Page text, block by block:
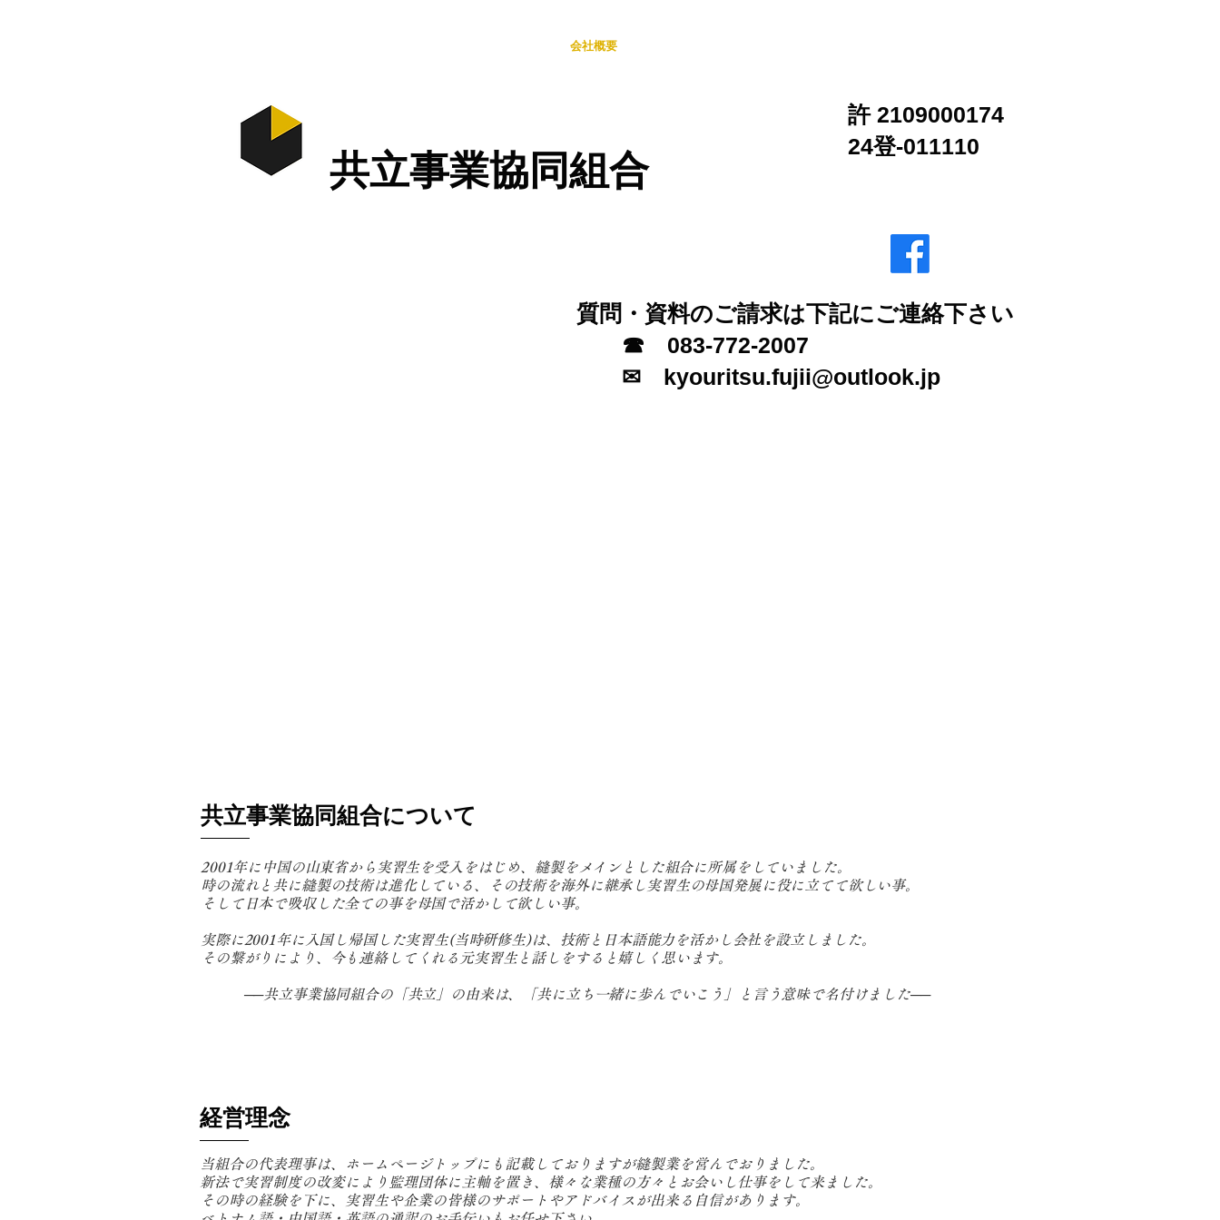
会社概要
​共立事業協同組合
許 2109000174
24登-011110
質問・資料のご請求は下記にご連絡下さい
☎ 083​-772-2007
✉ kyouritsu.fujii@outlook.jp
​共立事業協同組合について
2001年に中国の山東省から実習生を受入をはじめ、縫製をメインとした組合に所属をしていました。
時の流れと共に縫製の技術は進化している、その技術を海外に継承し実習生の母国発展に役に立てて欲しい事。
そして日本で吸収した全ての事を母国で活かして欲しい事。
実際に2001年に入国し帰国した実習生(当時研修生)は、技術と日本語能力を活かし会社を設立しました。
その繋がりにより、今も連絡してくれる元実習生と話しをすると嬉しく思います。
──共立事業協同組合の「共立」の由来は、「共に立ち一緒に歩んでいこう」と言う意味で名付けました──
経営理念
当組合の代表理事は、ホームページトップにも記載しておりますが縫製業を営んでおりました。
新法で実習制度の改変により監理団体に主軸を置き、様々な業種の方々とお会いし仕事をして来ました。
その時の経験を下に、実習生や企業の皆様のサポートやアドバイスが出来る自信があります。